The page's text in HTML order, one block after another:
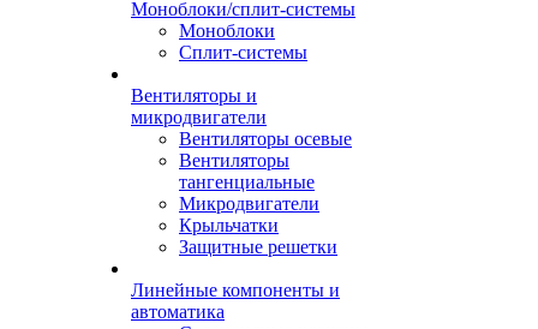
Моноблоки/сплит-системы
Моноблоки
Сплит-системы
Вентиляторы и
микродвигатели
Вентиляторы осевые
Вентиляторы
тангенциальные
Микродвигатели
Крыльчатки
Защитные решетки
Линейные компоненты и
автоматика